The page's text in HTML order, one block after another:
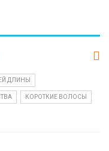
ДЛИНЫ
КОРОТКИЕ ВОЛОСЫ